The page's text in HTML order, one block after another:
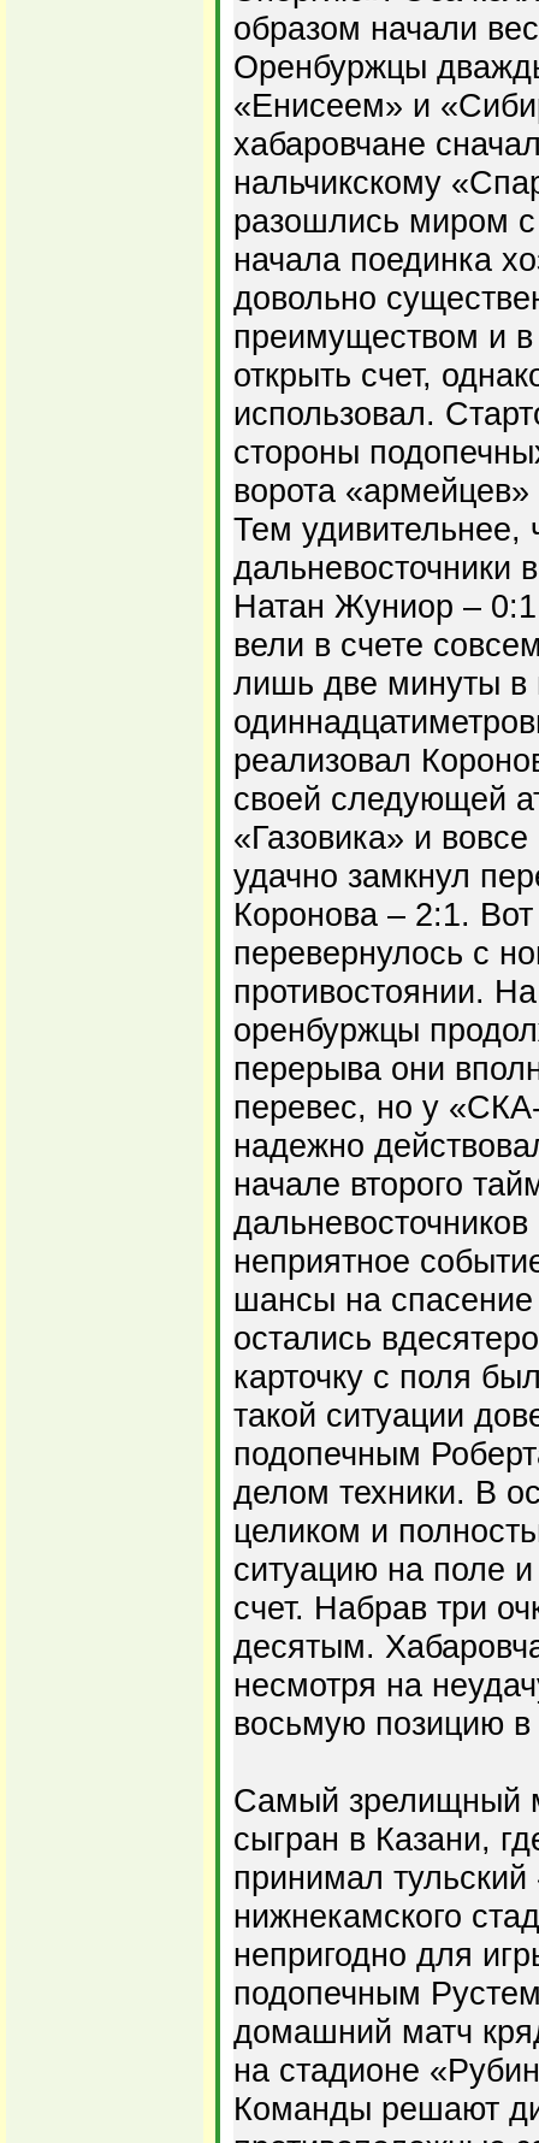
образом начали
Оренбуржцы
«Енисеем» и
хабаровчане
нальчикскому
разошлись миром
начала поединка
довольно
преимуществом и
открыть счет,
использовал.
стороны
ворота
Тем удивительнее,
дальневосточники
Натан Жуниор –
вели в счете
лишь две минуты в
реализовал
своей следующей
«Газовика» и
удачно замкнул
Коронова – 2:1.
перевернулось с
противостоянии.
оренбуржцы
перерыва они
перевес, но у
надежно
начале второго
неприятное
шансы на
остались
карточку с поля
такой ситуации
подопечным
делом техники. В
целиком и
ситуацию на поле
счет. Набрав три
десятым.
несмотря на
восьмую позицию в
Самый зрелищный
сыгран в Казани,
принимал
нижнекамского
непригодно для
подопечным
домашний матч
на стадионе
Команды решают